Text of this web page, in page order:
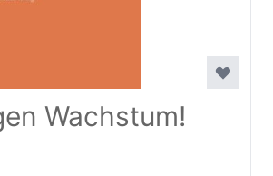
Wachstum!